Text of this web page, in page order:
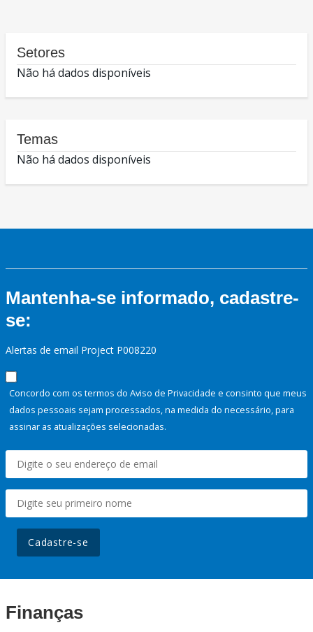
Setores
Não há dados disponíveis
Temas
Não há dados disponíveis
Mantenha-se informado, cadastre-
se:
Alertas de email Project P008220
Concordo com os termos do Aviso de Privacidade e consinto que meus
dados pessoais sejam processados, na medida do necessário, para
assinar as atualizações selecionadas.
Cadastre-se
Finanças